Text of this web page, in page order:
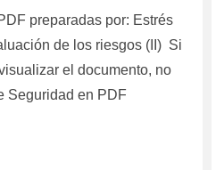
preparadas por: Estrés
de los riesgos (II) Si
el documento, no
Seguridad en PDF